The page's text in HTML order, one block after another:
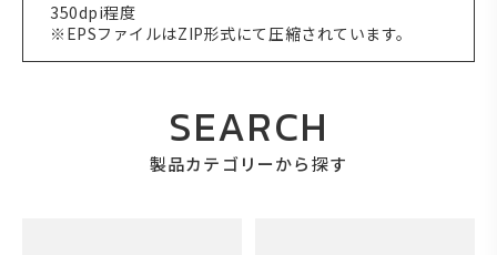
350dpi程度
※EPSファイルはZIP形式にて圧縮されています。
SEARCH
製品カテゴリーから探す